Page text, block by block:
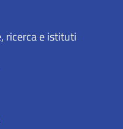
ricerca e istituti